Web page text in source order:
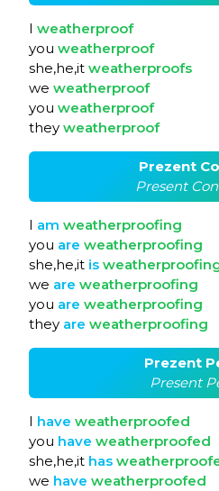
I weatherproof
you weatherproof
she,he,it weatherproofs
we weatherproof
you weatherproof
they weatherproof
Prezent
Present
I am weatherproofing
you are weatherproofing
she,he,it is
we are weatherproofing
you are weatherproofing
they are weatherproofing
Prezent
Present
I have weatherproofed
you have weatherproofed
she,he,it has
we have weatherproofed